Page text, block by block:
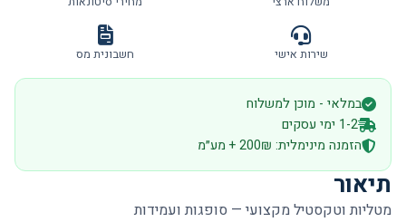
שירות אישי חשבונית מס
במלאי - מוכן למשלוח
1-2 ימי עסקים
הזמנה מינימלית: 200₪ + מע״מ
תיאור
מטליות וטקסטיל מקצועי — סופגות ועמידות